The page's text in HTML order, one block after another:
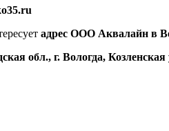
адрес ООО Аквалайн в
обл., г. Вологда,